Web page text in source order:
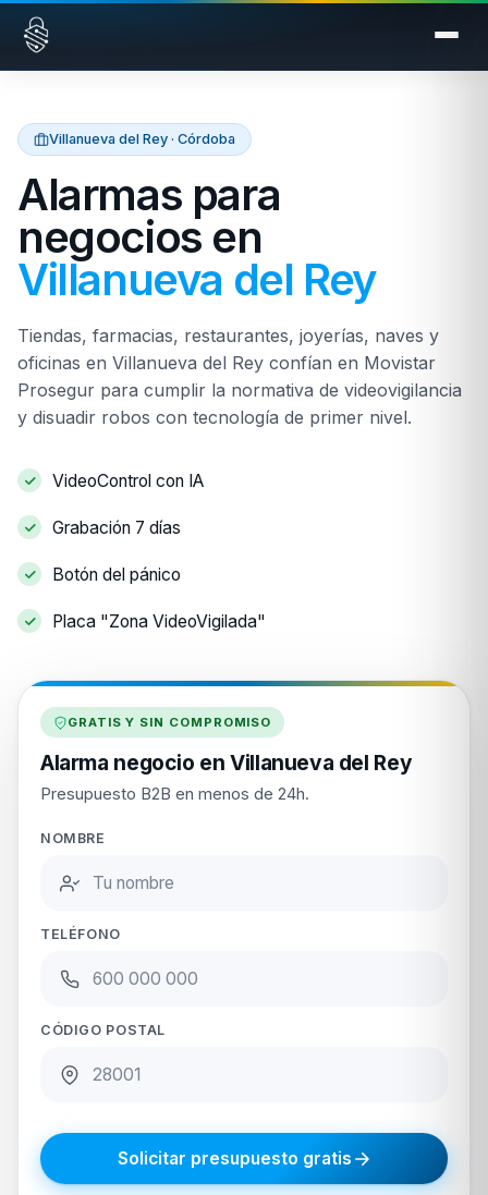
Saltar al contenido
Villanueva del Rey · Córdoba
Alarmas para
negocios en
Villanueva del Rey
Tiendas, farmacias, restaurantes, joyerías, naves y
oficinas en Villanueva del Rey confían en Movistar
Prosegur para cumplir la normativa de videovigilancia
y disuadir robos con tecnología de primer nivel.
VideoControl con IA
Grabación 7 días
Botón del pánico
Placa "Zona VideoVigilada"
GRATIS Y SIN COMPROMISO
Alarma negocio en Villanueva del Rey
Presupuesto B2B en menos de 24h.
NOMBRE
TELÉFONO
CÓDIGO POSTAL
Solicitar presupuesto gratis